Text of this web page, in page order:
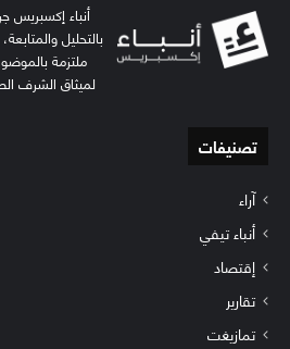
أنباء إكسبريس
بالتحليل
ملتزمة
لميثاق الشرف
تصنيفات
آراء
أنباء تيفي
إقتصاد
تقارير
تمازيغت